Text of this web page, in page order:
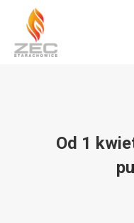
Od 1